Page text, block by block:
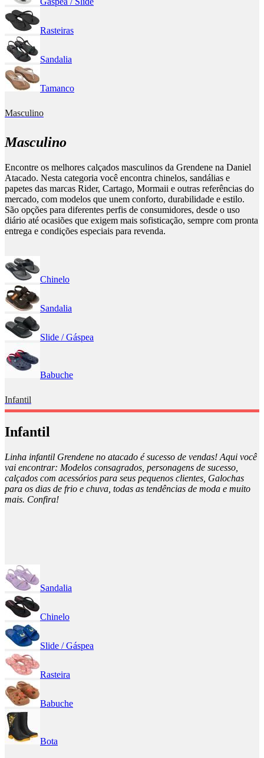
Rasteiras
Sandalia
Tamanco
Masculino
Masculino
Encontre os melhores calçados masculinos da Grendene na Daniel
Atacado. Nesta categoria você encontra chinelos, sandálias e
papetes das marcas Rider, Cartago, Mormaii e outras referências do
mercado, com modelos que unem conforto, durabilidade e estilo.
São opções para diferentes perfis de consumidores, desde o uso
diário até ocasiões que exigem mais sofisticação, sempre com pronta
entrega e condições especiais para revenda.
Chinelo
Sandalia
Slide / Gáspea
Babuche
Infantil
Infantil
Linha infantil Grendene no atacado é sucesso de vendas! Aqui você
vai encontrar: Modelos consagrados, personagens de sucesso,
calçados com acessórios para seus pequenos clientes, Galochas
para os dias de frio e chuva, todas as tendências de moda e muito
mais. Confira!
Sandalia
Chinelo
Slide / Gáspea
Rasteira
Babuche
Bota